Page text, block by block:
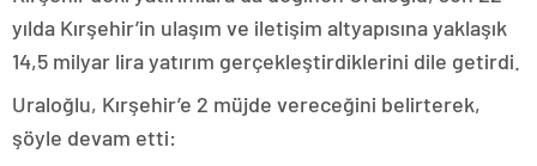
yılda Kırşehir’in ulaşım ve iletişim altyapısına yaklaşık
14,5 milyar lira yatırım gerçekleştirdiklerini dile getirdi.
Uraloğlu, Kırşehir’e 2 müjde vereceğini belirterek,
şöyle devam etti: